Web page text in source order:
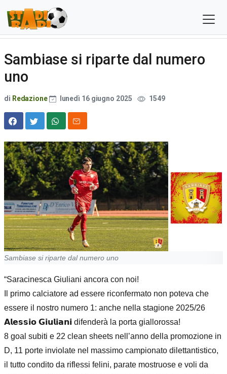
Sambiase si riparte dal numero
uno
di Redazione lunedì 16 giugno 2025 1549
Sambiase si riparte dal numero uno
“Saracinesca Giuliani ancora con noi!
Il primo calciatore ad essere riconfermato non poteva che
essere il nostro numero 1: anche nella stagione 2025/26
𝗔𝗹𝗲𝘀𝘀𝗶𝗼 𝗚𝗶𝘂𝗹𝗶𝗮𝗻𝗶 difenderà la porta giallorossa!
8 goal subiti e 22 clean sheets nell’anno della promozione in
D, 11 porte inviolate nel massimo campionato dilettantistico,
il tutto condito da riflessi felini, parate mostruose e voli da